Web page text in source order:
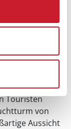
mit seinem
Touristen
von
Aussicht